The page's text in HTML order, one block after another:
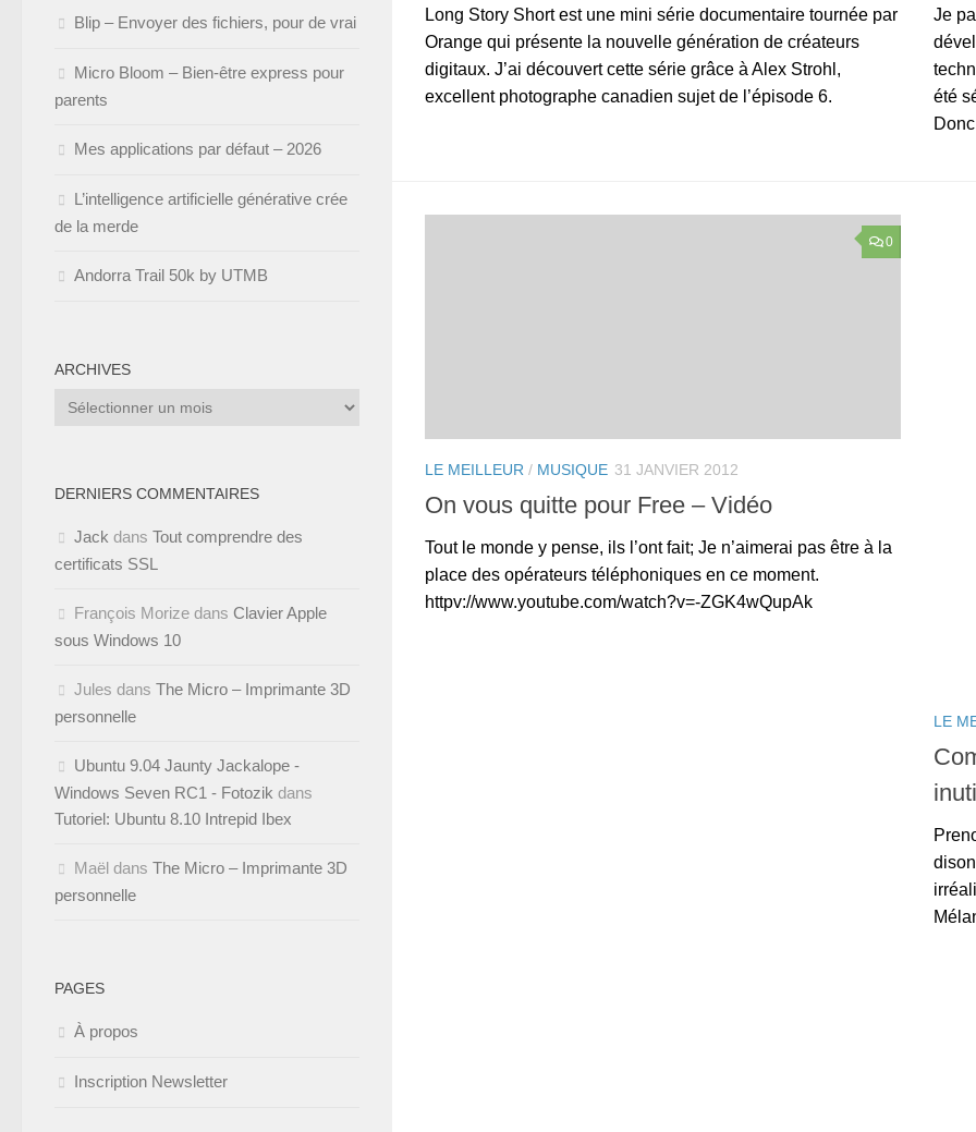
Long Story Short est une mini série documentaire tournée par
Orange qui présente la nouvelle génération de créateurs
digitaux. J’ai découvert cette série grâce à Alex Strohl,
excellent photographe canadien sujet de l’épisode 6.
Je
été
0
LE MEILLEUR / MUSIQUE 31 JANVIER 2012
On vous quitte pour Free – Vidéo
Tout le monde y pense, ils l’ont fait; Je n’aimerai pas être à la
place des opérateurs téléphoniques en ce moment.
httpv://www.youtube.com/watch?v=-ZGK4wQupAk
LE
Blip – Envoyer des fichiers, pour de vrai
Micro Bloom – Bien-être express pour
parents
Mes applications par défaut – 2026
L’intelligence artificielle générative crée
de la merde
Andorra Trail 50k by UTMB
ARCHIVES
Archives
DERNIERS COMMENTAIRES
Jack dans Tout comprendre des
certificats SSL
François Morize dans Clavier Apple
sous Windows 10
Jules dans The Micro – Imprimante 3D
personnelle
Ubuntu 9.04 Jaunty Jackalope -
Windows Seven RC1 - Fotozik dans
Tutoriel: Ubuntu 8.10 Intrepid Ibex
Maël dans The Micro – Imprimante 3D
personnelle
PAGES
À propos
Inscription Newsletter